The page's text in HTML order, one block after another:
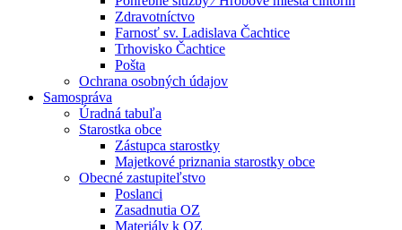
Zdravotníctvo
Farnosť sv. Ladislava Čachtice
Trhovisko Čachtice
Pošta
Ochrana osobných údajov
Samospráva
Úradná tabuľa
Starostka obce
Zástupca starostky
Majetkové priznania starostky obce
Obecné zastupiteľstvo
Poslanci
Zasadnutia OZ
Materiály k OZ